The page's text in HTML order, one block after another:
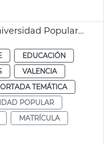
Retraso matrícula Universidad Popular València
EDUCACIÓN
VALENCIA
TEMÁTICA
POPULAR
MATRÍCULA